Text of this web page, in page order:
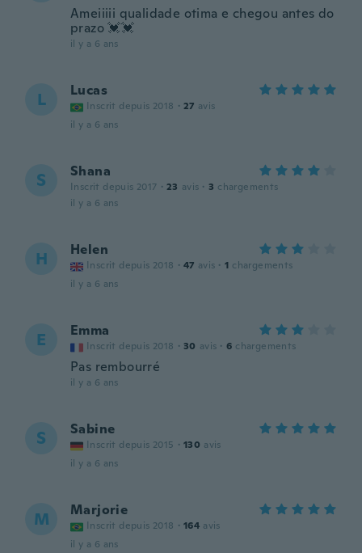
Ameiiiii qualidade otima e chegou antes do
prazo 💓💓
il y a 6 ans
L Lucas
Inscrit depuis 2018 · 27 avis
il y a 6 ans
S Shana
Inscrit depuis 2017 · 23 avis · 3 chargements
il y a 6 ans
H Helen
Inscrit depuis 2018 · 47 avis · 1 chargements
il y a 6 ans
E Emma
Inscrit depuis 2018 · 30 avis · 6 chargements
Pas rembourré
il y a 6 ans
S Sabine
Inscrit depuis 2015 · 130 avis
il y a 6 ans
M Marjorie
Inscrit depuis 2018 · 164 avis
il y a 6 ans